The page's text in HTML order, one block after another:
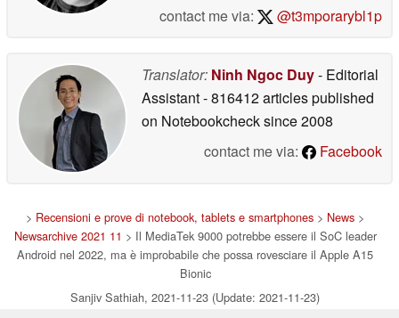
contact me via:
@t3mporarybl1p
Translator: Ninh Ngoc Duy- Editorial
Assistant- 816412 articles published
on Notebookchecksince 2008
contact me via:
Facebook
> Recensioni e prove di notebook, tablets e smartphones > News >
Newsarchive 2021 11 > Il MediaTek 9000 potrebbe essere il SoC leader
Android nel 2022, ma è improbabile che possa rovesciare il Apple A15
Bionic
Sanjiv Sathiah, 2021-11-23 (Update: 2021-11-23)